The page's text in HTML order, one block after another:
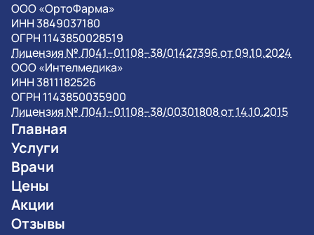
OOO «ОртоФарма»
ИНН 3849037180
ОГРН 1143850028519
Лицензия № Л041–01108–38/01427396 от 09.10.2024
OOO «Интелмедика»
ИНН 3811182526
ОГРН 1143850035900
Лицензия № Л041–01108–38/00301808 от 14.10.2015
Главная
Услуги
Врачи
Цены
Акции
Отзывы